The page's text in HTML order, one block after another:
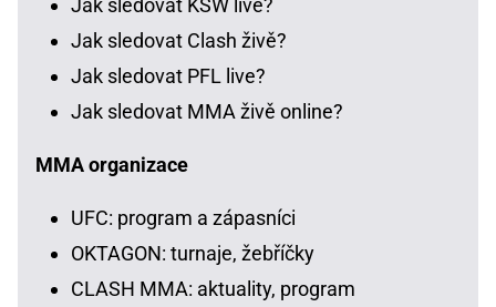
Jak sledovat KSW live?
Jak sledovat Clash živě?
Jak sledovat PFL live?
Jak sledovat MMA živě online?
MMA organizace
UFC: program a zápasníci
OKTAGON: turnaje, žebříčky
CLASH MMA: aktuality, program